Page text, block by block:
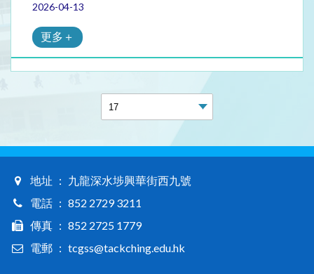
2026-04-13
更多＋
地址 ： 九龍深水埗興華街西九號
電話 ： 852 2729 3211
傳真 ： 852 2725 1779
電郵 ： tcgss@tackching.edu.hk